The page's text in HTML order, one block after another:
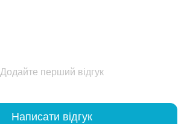
Додайте перший відгук
Написати відгук